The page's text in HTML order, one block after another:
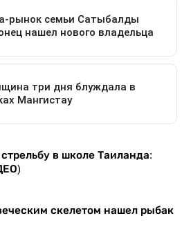
в школе Таиланда:
скелетом нашел рыбак